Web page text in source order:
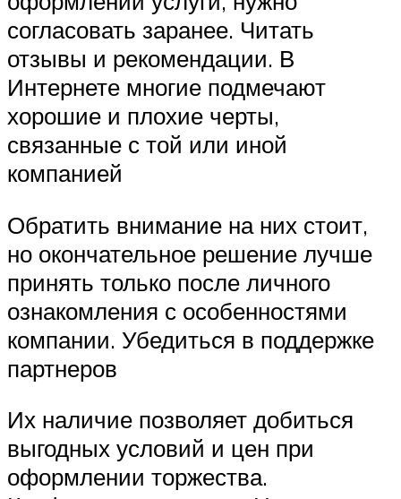
согласовать заранее. Читать
отзывы и рекомендации. В
Интернете многие подмечают
хорошие и плохие черты,
связанные с той или иной
компанией
Обратить внимание на них стоит,
но окончательное решение лучше
принять только после личного
ознакомления с особенностями
компании. Убедиться в поддержке
партнеров
Их наличие позволяет добиться
выгодных условий и цен при
оформлении торжества.